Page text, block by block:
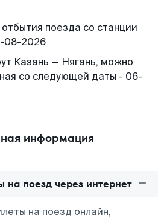
поезда со станции
08-2026
Казань — Нягань, можно
со следующей даты - 06-
информация
на поезд через интернет
на поезд онлайн,